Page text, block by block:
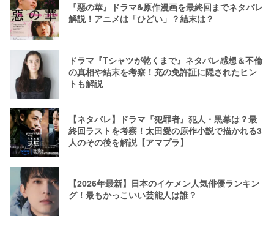
『惡の華』ドラマ&原作漫画を最終回までネタバレ
解説！アニメは「ひどい」？結末は？
ドラマ『Tシャツが乾くまで』ネタバレ感想＆不倫
の真相や結末を考察！充の免許証に隠されたヒン
トも解説
【ネタバレ】ドラマ『犯罪者』犯人・黒幕は？最
終回ラストを考察！太田愛の原作小説で描かれる3
人のその後を解説【アマプラ】
【2026年最新】日本のイケメン人気俳優ランキン
グ！最もかっこいい芸能人は誰？